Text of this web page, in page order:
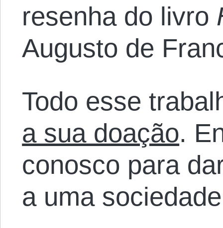
resenha do livro
Augusto de
Todo esse
a sua doação.
conosco para
a uma